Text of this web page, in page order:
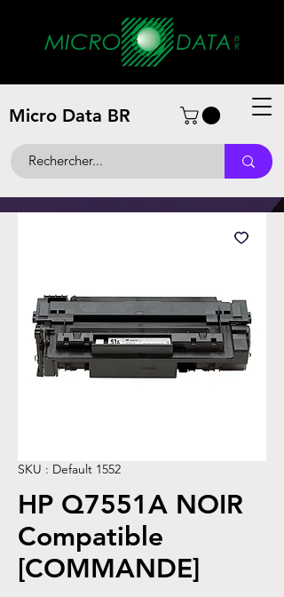
Micro Data BR
SKU : Default 1552
HP Q7551A NOIR
Compatible
[COMMANDE]